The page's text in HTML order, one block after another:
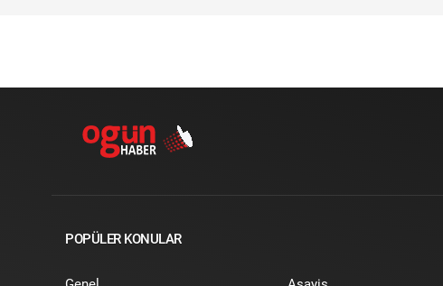
POPÜLER KONULAR